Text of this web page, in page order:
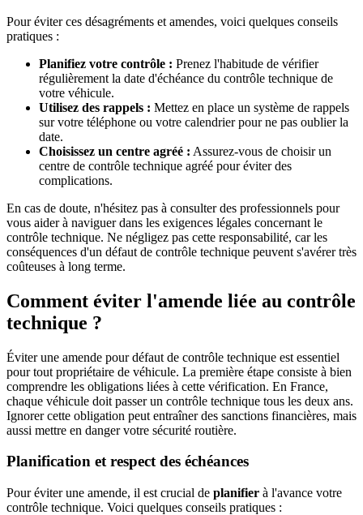
Pour éviter ces désagréments et amendes, voici quelques conseils
pratiques :
Planifiez votre contrôle : Prenez l'habitude de vérifier
régulièrement la date d'échéance du contrôle technique de
votre véhicule.
Utilisez des rappels : Mettez en place un système de rappels
sur votre téléphone ou votre calendrier pour ne pas oublier la
date.
Choisissez un centre agréé : Assurez-vous de choisir un
centre de contrôle technique agréé pour éviter des
complications.
En cas de doute, n'hésitez pas à consulter des professionnels pour
vous aider à naviguer dans les exigences légales concernant le
contrôle technique. Ne négligez pas cette responsabilité, car les
conséquences d'un défaut de contrôle technique peuvent s'avérer très
coûteuses à long terme.
Comment éviter l'amende liée au contrôle
technique ?
Éviter une amende pour défaut de contrôle technique est essentiel
pour tout propriétaire de véhicule. La première étape consiste à bien
comprendre les obligations liées à cette vérification. En France,
chaque véhicule doit passer un contrôle technique tous les deux ans.
Ignorer cette obligation peut entraîner des sanctions financières, mais
aussi mettre en danger votre sécurité routière.
Planification et respect des échéances
Pour éviter une amende, il est crucial de planifier à l'avance votre
contrôle technique. Voici quelques conseils pratiques :